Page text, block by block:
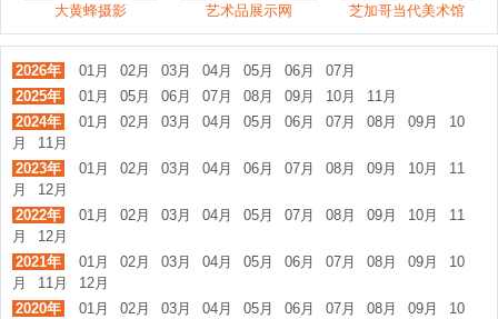
大黄蜂摄影 艺术品展示网 芝加哥当代美术馆
2026年 01月 02月 03月 04月 05月 06月
07月
2025年
01月 05月 06月 07月 08月 09月 10月
11月
2024年
01月 02月 03月 04月 05月 06月 07月 08月 09月
10
月
11月
2023年
01月 02月 03月 04月 06月 07月 08月 09月 10月
11
月
12月
2022年
01月 02月 03月 04月 05月 07月 08月 09月 10月
11
月
12月
2021年
01月 02月 03月 04月 05月 06月 07月 08月 09月
10
月
11月
12月
2020年
01月 02月 03月 04月 05月 06月 07月 08月 09月
10